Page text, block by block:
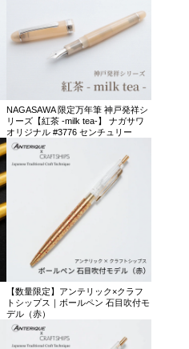
NAGASAWA 限定万年筆 神戸発祥シ
リーズ【紅茶 -milk tea-】 ナガサワ
オリジナル #3776 センチュリー
【数量限定】アンテリック×クラフ
トシップス｜ボールペン 石目吹付モ
デル（赤）